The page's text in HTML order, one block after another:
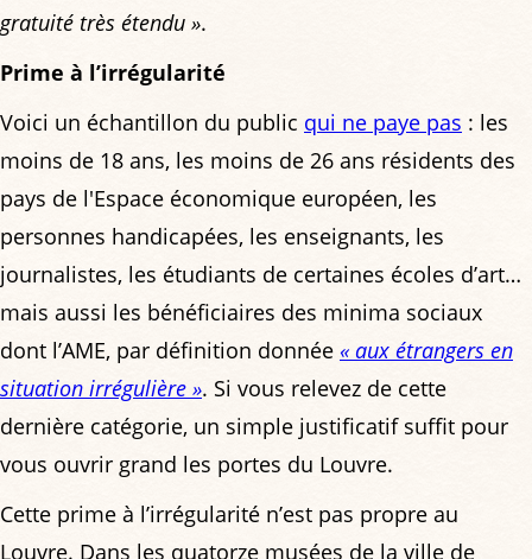
gratuité très étendu ».
Prime à l’irrégularité
Voici un échantillon du public qui ne paye pas : les
moins de 18 ans, les moins de 26 ans résidents des
pays de l'Espace économique européen, les
personnes handicapées, les enseignants, les
journalistes, les étudiants de certaines écoles d’art…
mais aussi les bénéficiaires des minima sociaux
dont l’AME, par définition donnée « aux étrangers en
situation irrégulière ». Si vous relevez de cette
dernière catégorie, un simple justificatif suffit pour
vous ouvrir grand les portes du Louvre.
Cette prime à l’irrégularité n’est pas propre au
Louvre. Dans les quatorze musées de la ville de